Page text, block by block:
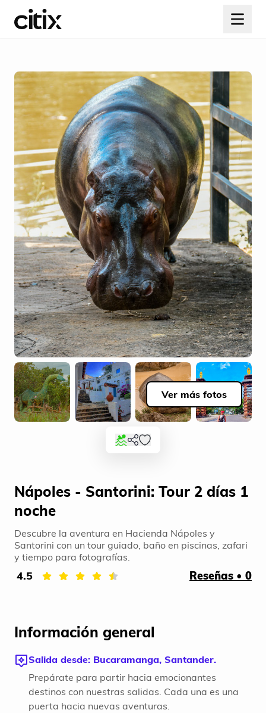
Ver más fotos
Nápoles - Santorini: Tour 2 días 1
noche
Descubre la aventura en Hacienda Nápoles y
Santorini con un tour guiado, baño en piscinas, zafari
y tiempo para fotografías.
4.5 Reseñas • 0
Información general
Salida desde: Bucaramanga, Santander.
Prepárate para partir hacia emocionantes
destinos con nuestras salidas. Cada una es una
puerta hacia nuevas aventuras.